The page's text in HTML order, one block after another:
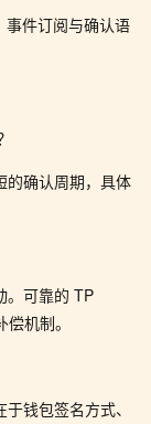
件订阅与确认语
的确认周期，具体
。可靠的 TP
机制。
钱包签名方式、